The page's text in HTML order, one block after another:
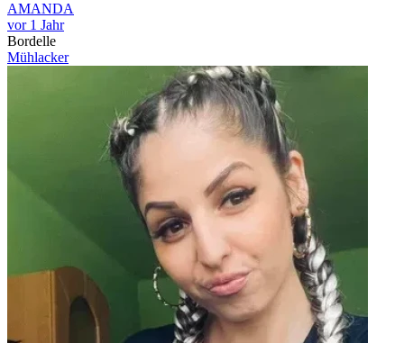
AMANDA
vor 1 Jahr
Bordelle
Mühlacker